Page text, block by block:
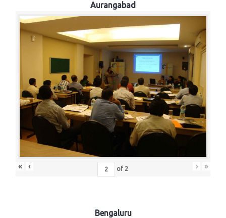
Aurangabad
« ‹ of 2 › »
Bengaluru